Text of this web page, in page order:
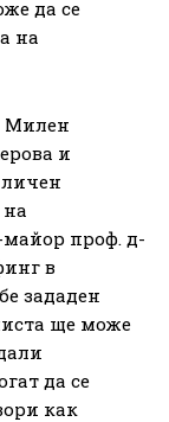
да се
на
Милен
и
проф. д-
в
зададен
ще може
да се
как